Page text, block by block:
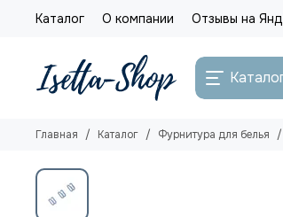
Каталог О компании Отзывы на
Главная Каталог Фурнитура для белья